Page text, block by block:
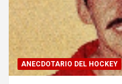
ANECDOTARIO DEL HOCKEY